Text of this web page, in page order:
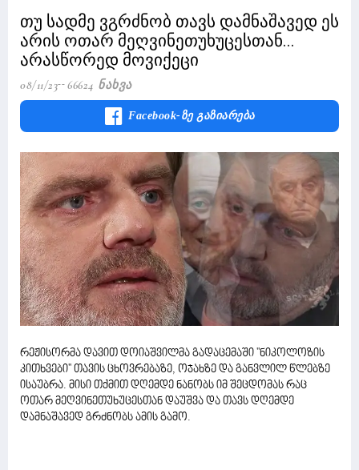
თუ სადმე ვგრძნობ თავს დამნაშავედ ეს
არის ოთარ მეღვინეთუხუცესთან...
არასწორედ მოვიქეცი
08/11/23 66624 Ნახვა
Facebook-Ზე Გაზიარება
რეჟისორმა დავით დოიაშვილმა გადაცემაში ''ნიკოლოზის
კითხვები'' თავის ცხოვრებაზე, ოჯახზე და განვლილ წლებზე
ისაუბრა. მისი თქმით დღემდე ნანობს იმ შეცდომას რაც
ოთარ მეღვინეთუხუცესთან დაუშვა და თავს დღემდე
დამნაშავედ გრძნობს ამის გამო.